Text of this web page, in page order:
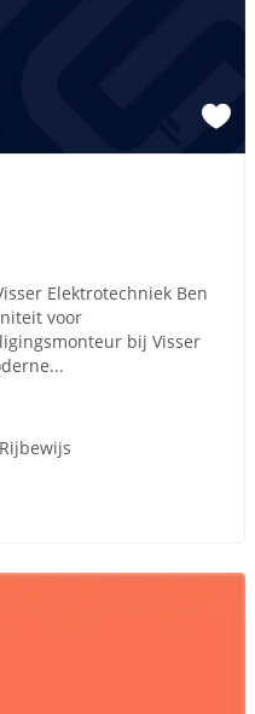
Elektrotechniek Ben
voor
bij Visser